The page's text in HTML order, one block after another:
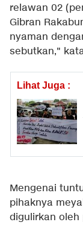
relawan 02
Gibran
nyaman
sebutkan,"
Lihat Juga :
Mengenai
pihaknya
digulirkan oleh